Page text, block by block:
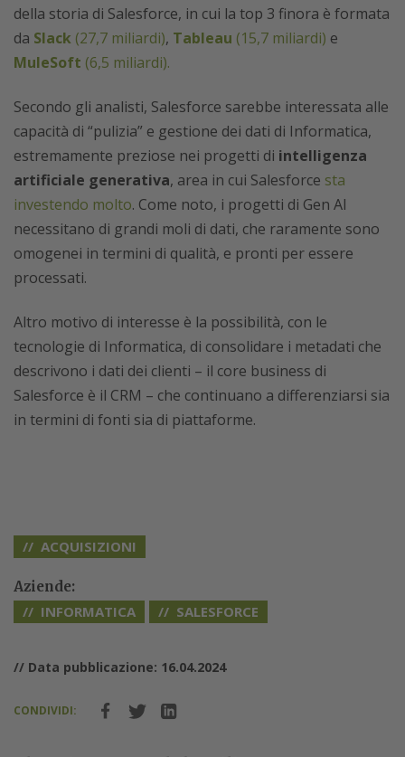
della storia di Salesforce, in cui la top 3 finora è formata
da Slack (27,7 miliardi), Tableau (15,7 miliardi) e
MuleSoft (6,5 miliardi).
Secondo gli analisti, Salesforce sarebbe interessata alle
capacità di “pulizia” e gestione dei dati di Informatica,
estremamente preziose nei progetti di intelligenza
artificiale generativa, area in cui Salesforce sta
investendo molto. Come noto, i progetti di Gen AI
necessitano di grandi moli di dati, che raramente sono
omogenei in termini di qualità, e pronti per essere
processati.
Altro motivo di interesse è la possibilità, con le
tecnologie di Informatica, di consolidare i metadati che
descrivono i dati dei clienti – il core business di
Salesforce è il CRM – che continuano a differenziarsi sia
in termini di fonti sia di piattaforme.
ACQUISIZIONI
Aziende:
INFORMATICA SALESFORCE
// Data pubblicazione: 16.04.2024
CONDIVIDI: